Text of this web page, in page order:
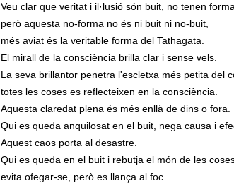
Veu clar que veritat i il·lusió són buit, no tenen forma,
però aquesta no-forma no és ni buit ni no-buit,
més aviat és la veritable forma del Tathagata.
El mirall de la consciència brilla clar i sense vels.
La seva brillantor penetra l'escletxa més petita del
totes les coses es reflecteixen en la consciència.
Aquesta claredat plena és més enllà de dins o fora.
Qui es queda anquilosat en el buit, nega causa i
Aquest caos porta al desastre.
Qui es queda en el buit i rebutja el món de les
evita ofegar-se, però es llança al foc.